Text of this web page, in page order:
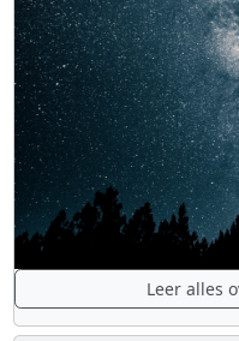
Leer alles